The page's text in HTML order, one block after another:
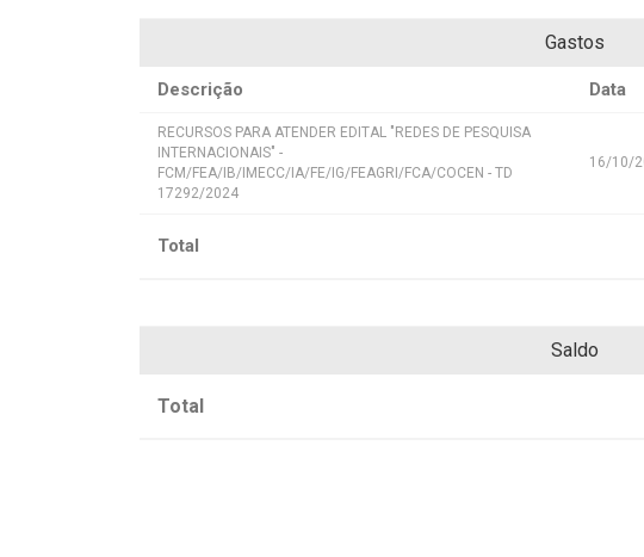
Gastos
Descrição Data
RECURSOS PARA ATENDER EDITAL "REDES DE PESQUISA
INTERNACIONAIS" -
FCM/FEA/IB/IMECC/IA/FE/IG/FEAGRI/FCA/COCEN - TD
17292/2024
16/10/
Total
Saldo
Total